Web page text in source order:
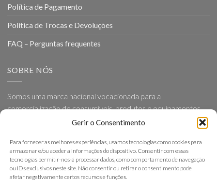
Gerir o Consentimento
Para fornecer as melhores experiências, usamos tecnologias como cookies para
armazenar e/ou aceder a informações do dispositivo. Consentir com essas
tecnologias permitir-nos-á processar dados, como comportamento de navegação
ou IDs exclusivos neste site. Não consentir ou retirar o consentimento pode
afetar negativamente certos recursos e funções.
Política de Pagamento
Política de Trocas e Devoluções
FAQ – Perguntas frequentes
SOBRE NÓS
Somos uma marca nacional vocacionada para a
comercialização de consumíveis, produtos e equipamentos
para Geriatria e Ortopedia, baseada em princípios como a
que presta.